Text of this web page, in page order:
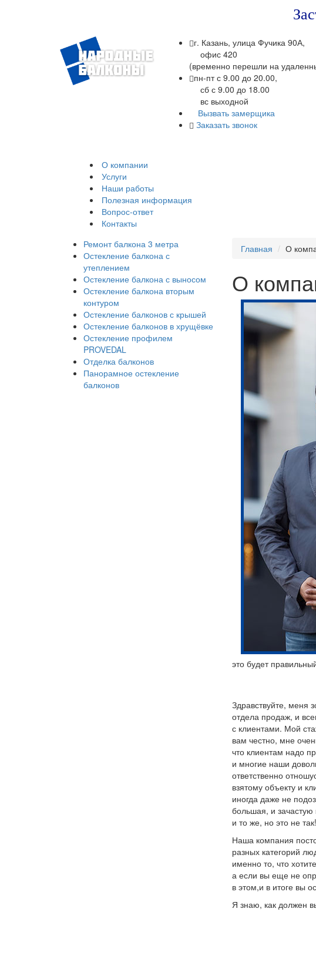
г. Казань, улица Фучика 90А,
офис 420
(временно перешли на
пн-пт с 9.00 до 20.00,
сб с 9.00 до 18.00
вс выходной
Вызвать замерщика
Заказать звонок
О компании
Услуги
Наши работы
Полезная информация
Вопрос-ответ
Контакты
Главная О
О
это будет
Здравствуйте, меня
отдела продаж, и
с клиентами. Мой
вам честно, мне
что клиентам надо
и многие наши
ответственно
взятому объекту и
иногда даже не
большая, и
и то же, но это не
Наша компания
разных категорий
именно то, что
а если вы еще не
в этом,и в итоге вы
Я знаю, как должен
Ремонт балкона 3 метра
Остекление балкона с
утеплением
Остекление балкона с выносом
Остекление балкона вторым
контуром
Остекление балконов с крышей
Остекление балконов в хрущёвке
Остекление профилем
PROVEDAL
Отделка балконов
Панорамное остекление
балконов